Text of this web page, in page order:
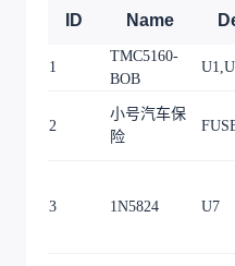
ID Name
1
TMC5160-
BOB
2
小号汽车保
险
3 1N5824 U7